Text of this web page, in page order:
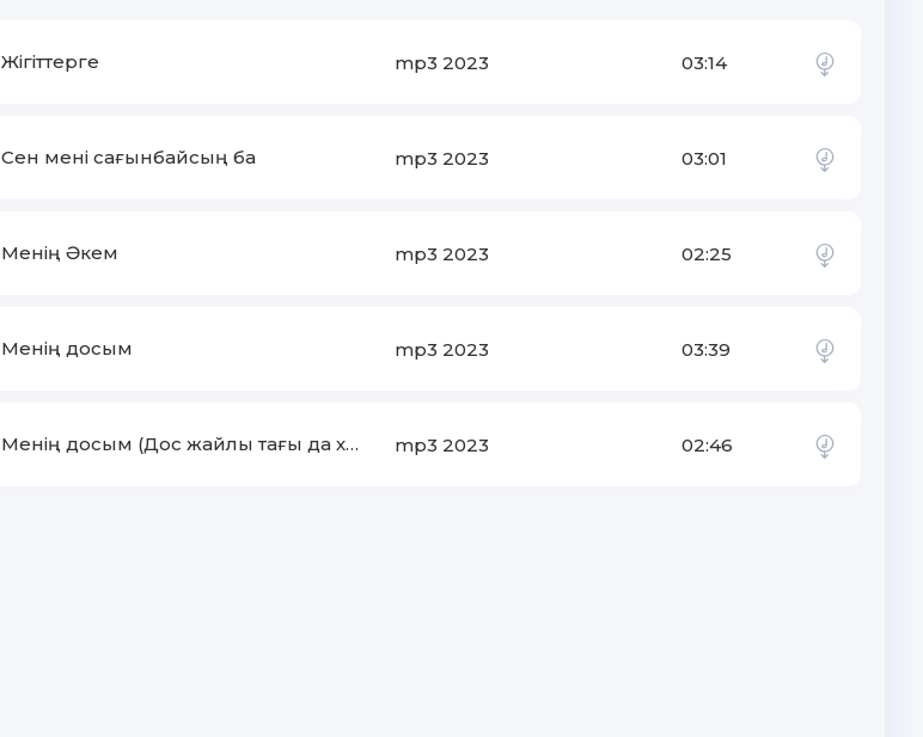
Жігіттерге mp3 2023 03:14
Сен мені сағынбайсың ба mp3 2023 03:01
Менің Әкем mp3 2023 02:25
Менің досым mp3 2023 03:39
Менің досым (Дос жайлы тағы да хит ән) mp3 2023 02:46